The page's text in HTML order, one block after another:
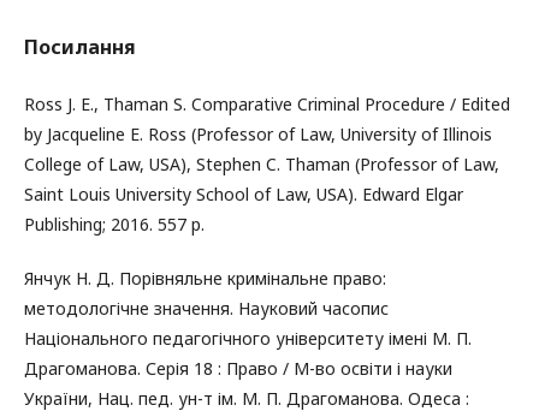
Посилання
Ross J. E., Thaman S. Comparative Criminal Procedure / Edited
by Jacqueline E. Ross (Professor of Law, University of Illinois
College of Law, USA), Stephen C. Thaman (Professor of Law,
Saint Louis University School of Law, USA). Edward Elgar
Publishing; 2016. 557 p.
Янчук Н. Д. Порівняльне кримінальне право:
методологічне значення. Науковий часопис
Національного педагогічного університету імені М. П.
Драгоманова. Серія 18 : Право / М-во освіти і науки
України, Нац. пед. ун-т ім. М. П. Драгоманова. Одеса :